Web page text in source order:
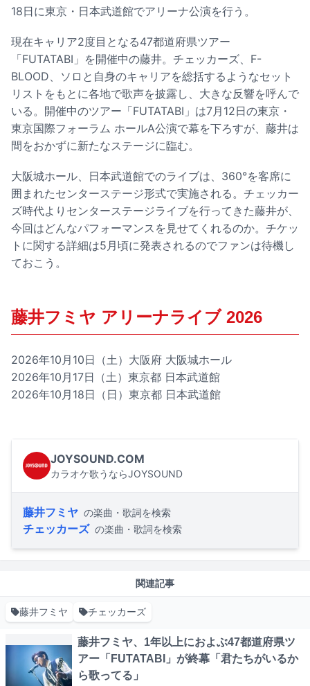
18日に東京・⽇本武道館でアリーナ公演を行う。
現在キャリア2度目となる47都道府県ツアー
「FUTATABI」を開催中の藤井。チェッカーズ、F-
BLOOD、ソロと自身のキャリアを総括するようなセット
リストをもとに各地で歌声を披露し、大きな反響を呼んで
いる。開催中のツアー「FUTATABI」は7月12日の東京・
東京国際フォーラム ホールA公演で幕を下ろすが、藤井は
間をおかずに新たなステージに臨む。
⼤阪城ホール、⽇本武道館でのライブは、360°を客席に
囲まれたセンターステージ形式で実施される。チェッカー
ズ時代よりセンターステージライブを行ってきた藤井が、
今回はどんなパフォーマンスを見せてくれるのか。チケッ
トに関する詳細は5月頃に発表されるのでファンは待機し
ておこう。
藤井フミヤ アリーナライブ 2026
2026年10月10日（土）大阪府 大阪城ホール
2026年10月17日（土）東京都 日本武道館
2026年10月18日（日）東京都 日本武道館
JOYSOUND.COM
カラオケ歌うならJOYSOUND
藤井フミヤ の楽曲・歌詞を検索
チェッカーズ の楽曲・歌詞を検索
関連記事
藤井フミヤ チェッカーズ
藤井フミヤ、1年以上におよぶ47都道府県ツ
アー「FUTATABI」が終幕「君たちがいるか
ら歌ってる」